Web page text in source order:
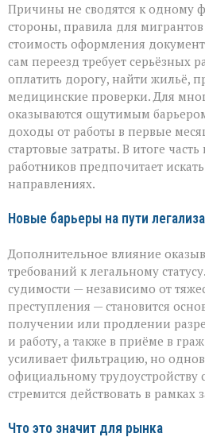
Причины не сводятся к одному
стороны, правила для мигрантов
стоимость оформления
сам переезд требует серьёзных
оплатить дорогу, найти жильё,
медицинские проверки. Для
оказываются ощутимым
доходы от работы в первые
стартовые затраты. В итоге
работников предпочитает
направлениях.
Новые барьеры на пути
Дополнительное влияние
требований к легальному
судимости — независимо от
преступления — становится
получении или продлении
и работу, а также в приёме в
усиливает фильтрацию, но
официальному трудоустройству
стремится действовать в рамках
Что это значит для рынка